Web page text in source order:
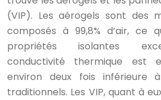
(VIP). Les aérogels sont des
composés à 99,8% d’air, ce
propriétés isolantes
conductivité thermique est
environ deux fois inférieure
traditionnels. Les VIP, quant à